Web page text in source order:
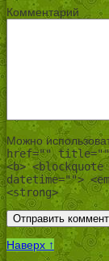
Комментарий
Можно
href=""
<b>
datetime="">
<strong>
Наверх ↑